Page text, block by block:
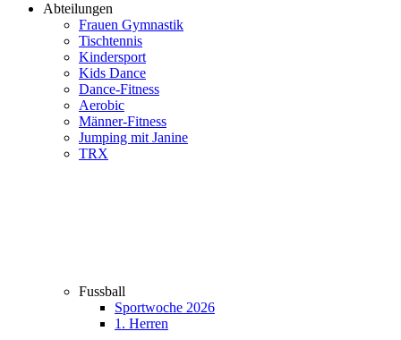
Abteilungen
Frauen Gymnastik
Tischtennis
Kindersport
Kids Dance
Dance-Fitness
Aerobic
Männer-Fitness
Jumping mit Janine
TRX
Fussball
Sportwoche 2026
1. Herren